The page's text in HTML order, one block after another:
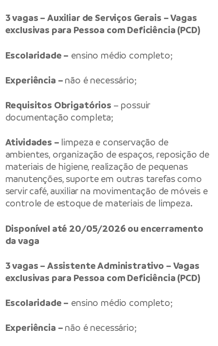
3 vagas – Auxiliar de Serviços Gerais – Vagas
exclusivas para Pessoa com Deficiência (PCD)
Escolaridade – ensino médio completo;
Experiência – não é necessário;
Requisitos Obrigatórios – possuir
documentação completa;
Atividades – limpeza e conservação de
ambientes, organização de espaços, reposição de
materiais de higiene, realização de pequenas
manutenções, suporte em outras tarefas como
servir café, auxiliar na movimentação de móveis e
controle de estoque de materiais de limpeza.
Disponível até 20/05/2026 ou encerramento
da vaga
3 vagas – Assistente Administrativo – Vagas
exclusivas para Pessoa com Deficiência (PCD)
Escolaridade – ensino médio completo;
Experiência – não é necessário;